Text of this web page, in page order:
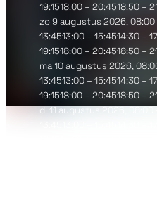
19:1518:00 – 20:4518:50 –
zo 9 augustus 2026, 08:00
13:4513:00 – 15:4514:30 –
19:1518:00 – 20:4518:50 –
ma 10 augustus 2026,
13:4513:00 – 15:4514:30 –
19:1518:00 – 20:4518:50 –
di 11 augustus 2026, 08:00